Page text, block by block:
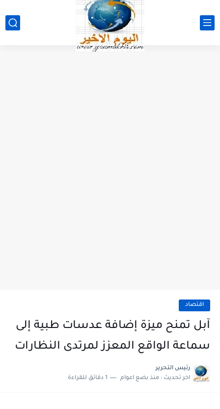
اقتصاد
آبل تمنح ميزة إضافة عدسات طبية إلى
سماعة الواقع المعزز لمرتدى النظارات
رئيس التحرير
اخر تحديث : منذ بضع اعوام 1 دقائق للقراءة